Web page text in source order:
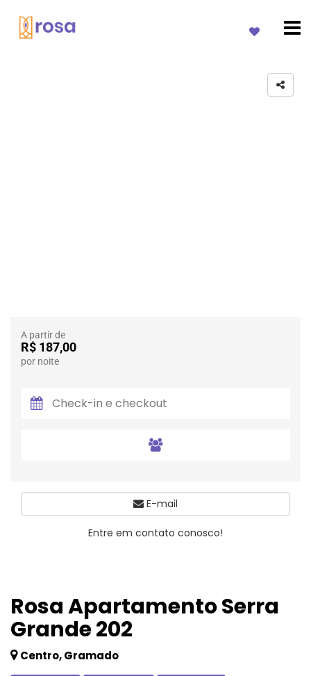
Rosa Apartamento Serra
Grande 202
Centro, Gramado
A partir de
R$ 187,00
por noite
E-mail
Entre em contato conosco!